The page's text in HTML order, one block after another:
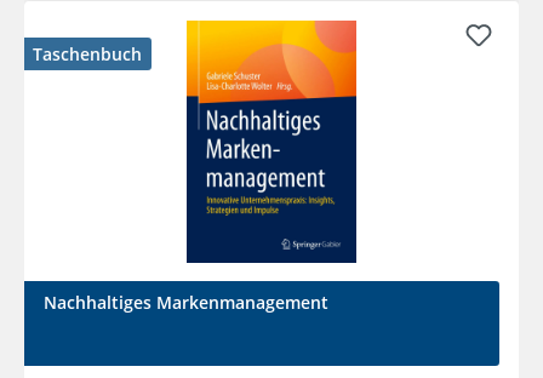
Taschenbuch
Nachhaltiges Markenmanagement